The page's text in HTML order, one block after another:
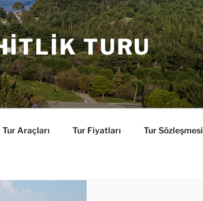
TURU
Tur Araçları Tur Fiyatları Tur Sözleşmesi